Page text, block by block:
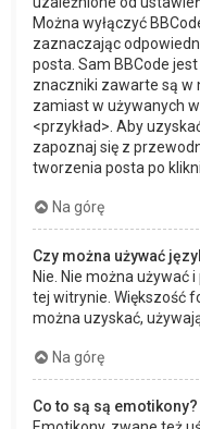
Można wyłączyć
zaznaczając
posta. Sam BBCode
znaczniki zawarte są w
zamiast w używanych
<przykład>. Aby
zapoznaj się z
tworzenia posta po
Na górę
Czy można używać
Nie. Nie można używać
tej witrynie. Większość
można uzyskać,
Na górę
Co to są są emotikony?